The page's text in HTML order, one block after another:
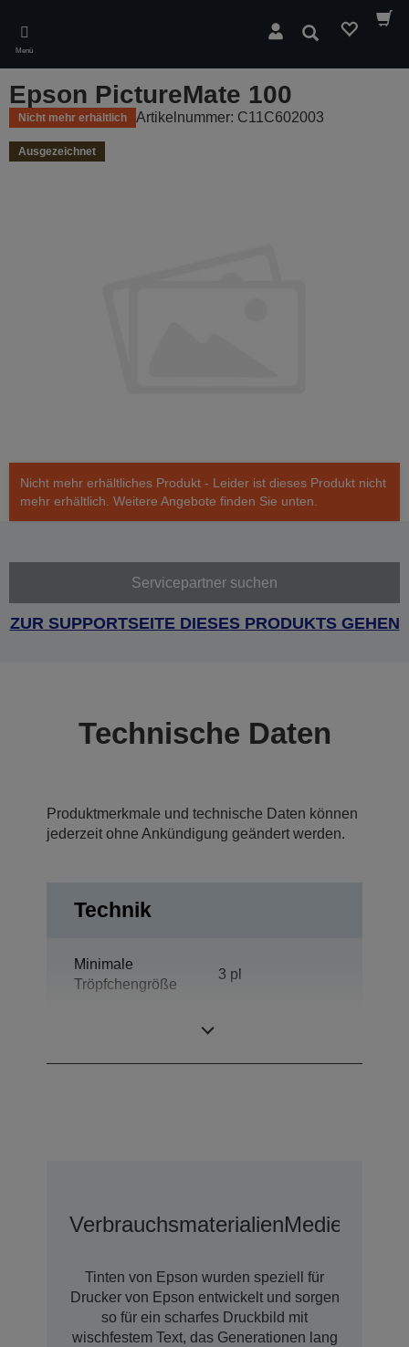
main
content
Menü
Suchen
Epson PictureMate 100
Nicht mehr erhältlich Artikelnummer: C11C602003
Ausgezeichnet
Nicht mehr erhältliches Produkt - Leider ist dieses Produkt nicht
mehr erhältlich. Weitere Angebote finden Sie unten.
Servicepartner suchen
ZUR SUPPORTSEITE DIESES PRODUKTS GEHEN
Technische Daten
Produktmerkmale und technische Daten können
jederzeit ohne Ankündigung geändert werden.
Technik
Minimale
Tröpfchengröße
3 pl
VerbrauchsmaterialienMedien
Tinten von Epson wurden speziell für
Drucker von Epson entwickelt und sorgen
so für ein scharfes Druckbild mit
wischfestem Text, das Generationen lang